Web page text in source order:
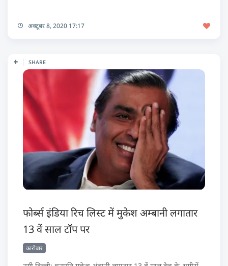
अक्टूबर 8, 2020 17:17
SHARE
फोर्ब्स इंडिया रिच लिस्ट में मुकेश अम्बानी लगातार
13 वें साल टॉप पर
कारोबार